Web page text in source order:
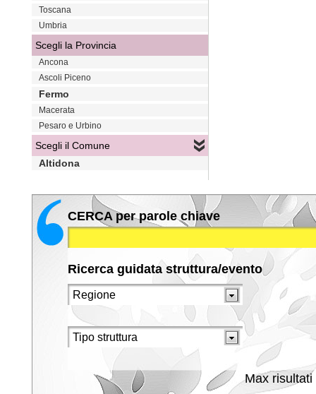
Toscana
Umbria
Scegli la Provincia
Ancona
Ascoli Piceno
Fermo
Macerata
Pesaro e Urbino
Scegli il Comune
Altidona
CERCA per parole chiave
Ricerca guidata struttura/evento
Max risultati